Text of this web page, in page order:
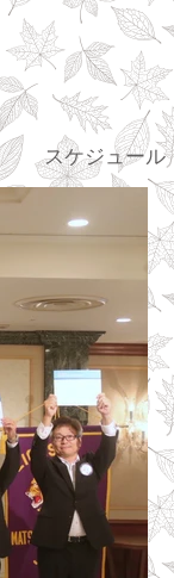
スケジュール